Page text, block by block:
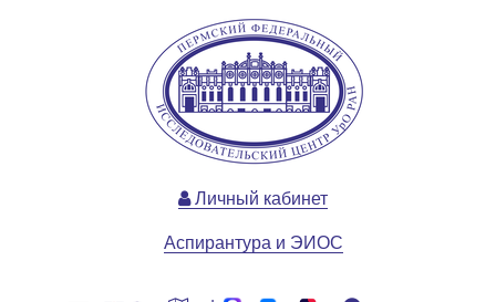
Личный кабинет
Аспирантура и ЭИОС